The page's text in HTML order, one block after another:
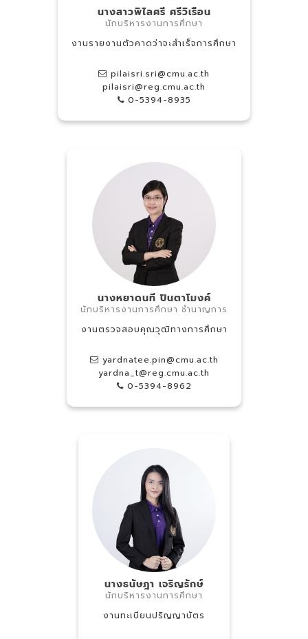
นางสาวพิไลศรี ศรีวิเรือน
นักบริหารงานการศึกษา
งานรายงานตัวคาดว่าจะสำเร็จการศึกษา
pilaisri.sri@cmu.ac.th
pilaisri@reg.cmu.ac.th
0-5394-8935
นางหยาดนที ปินตาโมงค์
นักบริหารงานการศึกษา ชำนาญการ
งานตรวจสอบคุณวุฒิทางการศึกษา
yardnatee.pin@cmu.ac.th
yardna_t@reg.cmu.ac.th
0-5394-8962
นางธนัษฎา เจริญรักษ์
นักบริหารงานการศึกษา
งานทะเบียนปริญญาบัตร